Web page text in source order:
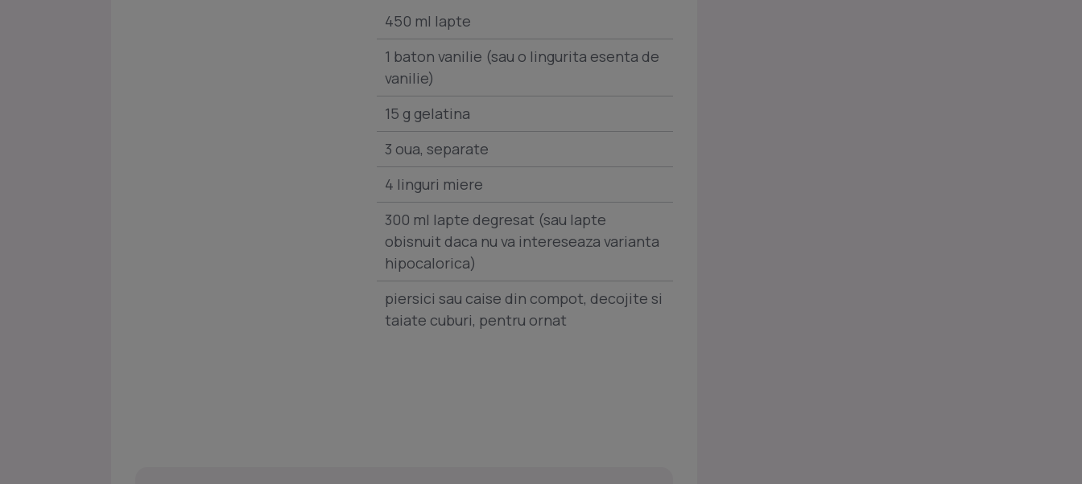
450 ml lapte
1 baton vanilie (sau o lingurita esenta de
vanilie)
15 g gelatina
3 oua, separate
4 linguri miere
300 ml lapte degresat (sau lapte
obisnuit daca nu va intereseaza varianta
hipocalorica)
piersici sau caise din compot, decojite si
taiate cuburi, pentru ornat